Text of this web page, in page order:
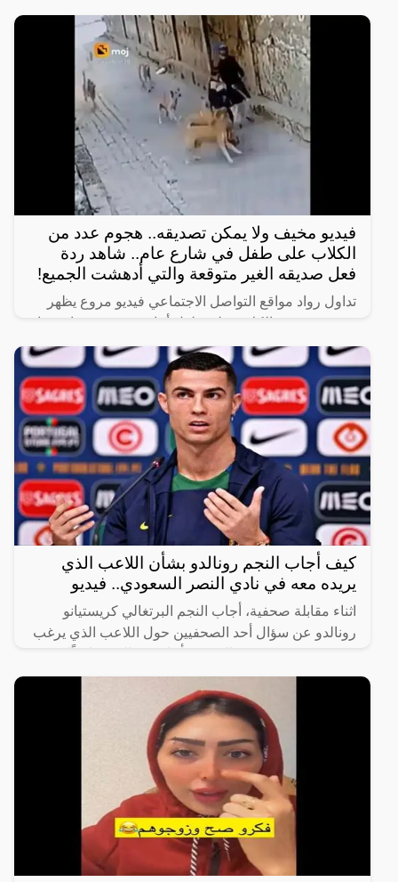
على
فيديو مخيف ولا يمكن تصديقه.. هجوم عدد من
الكلاب على طفل في شارع عام.. شاهد ردة
فعل صديقه الغير متوقعة والتي أدهشت الجميع!
تداول رواد مواقع التواصل الاجتماعي فيديو مروع يظهر
هجوم عدد من الكلاب على طفل أثناء سيره في شارع عام
برفقة صديقه.
كيف أجاب النجم رونالدو بشأن اللاعب الذي
يريده معه في نادي النصر السعودي.. فيديو
اثناء مقابلة صحفية، أجاب النجم البرتغالي كريستيانو
رونالدو عن سؤال أحد الصحفيين حول اللاعب الذي يرغب
“أختارك أنت،